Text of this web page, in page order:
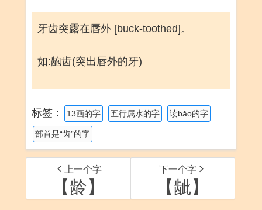
牙齿突露在唇外 [buck-toothed]。
如:龅齿(突出唇外的牙)
标签： 13画的字 五行属水的字 读bǎo的字
部首是“齿”的字
上一个字
【龄】
下一个字
【龇】